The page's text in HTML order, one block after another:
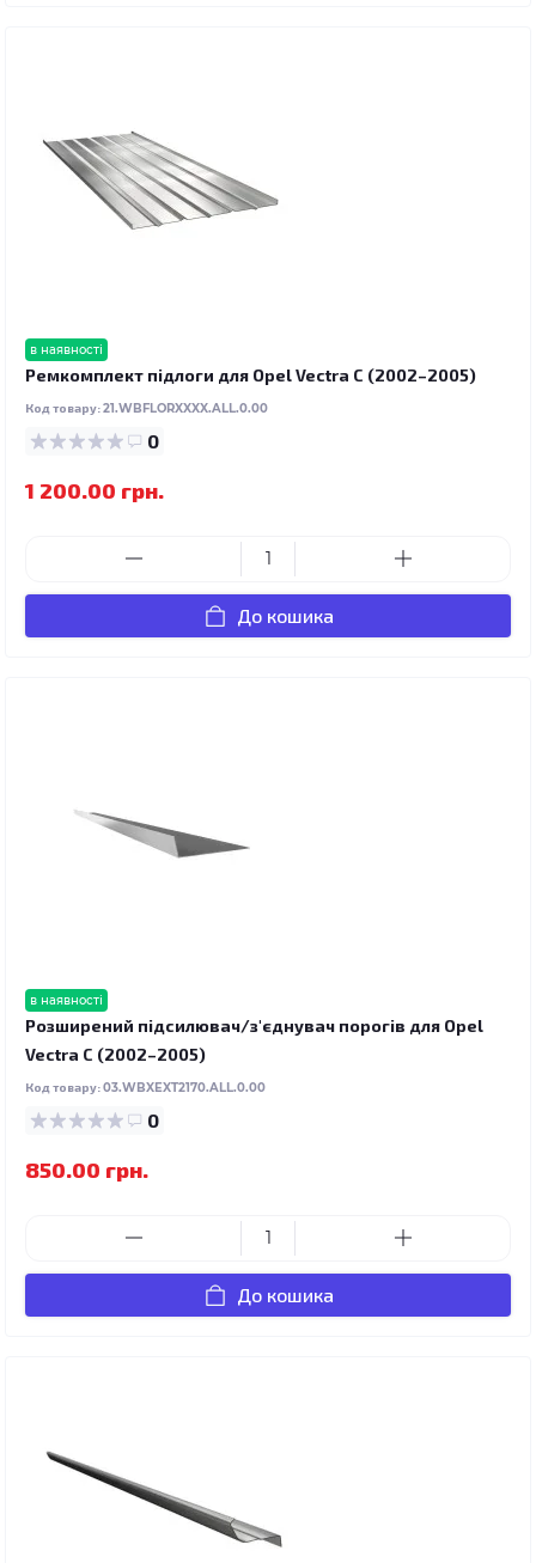
в наявності
Ремкомплект підлоги для Opel Vectra C (2002–2005)
Код товару:21.WBFLORXXXX.ALL.0.00
0
1 200.00 грн.
До кошика
в наявності
Розширений підсилювач/з'єднувач порогів для Opel
Vectra C (2002–2005)
Код товару:03.WBXEXT2170.ALL.0.00
0
850.00 грн.
До кошика